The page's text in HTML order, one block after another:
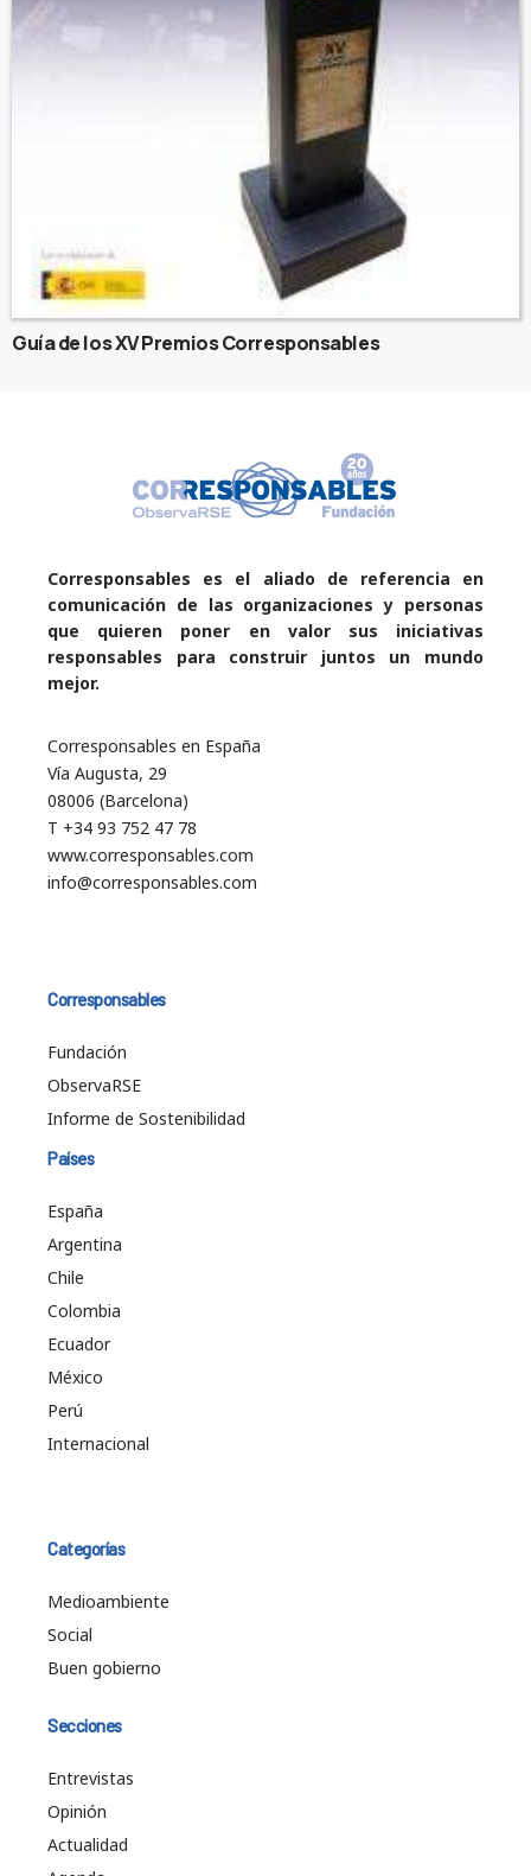
Guía de los XV Premios Corresponsables
Corresponsables es el aliado de referencia en
comunicación de las organizaciones y personas
que quieren poner en valor sus iniciativas
responsables para construir juntos un mundo
mejor.
Corresponsables en España
Vía Augusta, 29
08006 (Barcelona)
T +34 93 752 47 78
www.corresponsables.com
info@corresponsables.com
Corresponsables
Fundación
ObservaRSE
Informe de Sostenibilidad
Países
España
Argentina
Chile
Colombia
Ecuador
México
Perú
Internacional
Categorías
Medioambiente
Social
Buen gobierno
Secciones
Entrevistas
Opinión
Actualidad